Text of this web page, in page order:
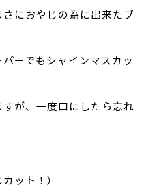
におやじの為に出来たブ
ーでもシャインマスカッ
が、一度口にしたら忘れ
ット！）